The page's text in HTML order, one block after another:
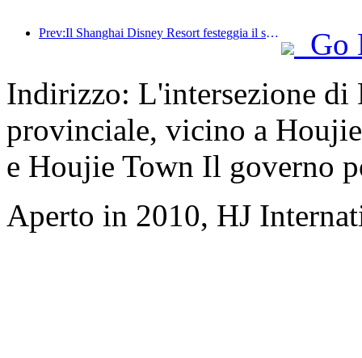
Prev:Il Shanghai Disney Resort festeggia il suo decimo anniversario, avendo accolto finora oltre 100 milioni di visitatori.
Go
Indirizzo: L'intersezione di
provinciale, vicino a
e Houjie Town Il governo
Aperto in 2010, HJ